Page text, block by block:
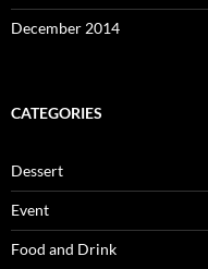
December 2014
CATEGORIES
Dessert
Event
Food and Drink